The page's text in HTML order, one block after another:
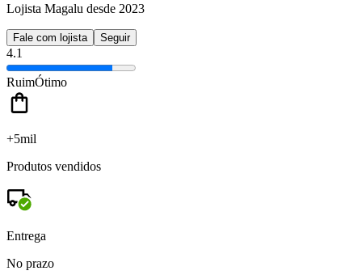
Lojista Magalu desde 2023
Fale com lojista Seguir
4.1
RuimÓtimo
+5mil
Produtos vendidos
Entrega
No prazo